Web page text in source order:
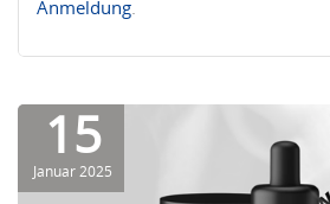
Anmeldung.
15
Januar 2025